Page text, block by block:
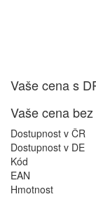
Vaše cena s
Vaše cena
Dostupnost v ČR
Dostupnost v DE
Kód
EAN
Hmotnost